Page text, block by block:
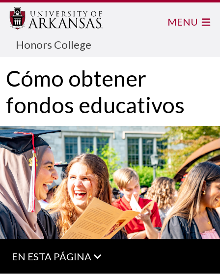
Honors College
MENU
Cómo obtener
fondos educativos
EN ESTA PÁGINA